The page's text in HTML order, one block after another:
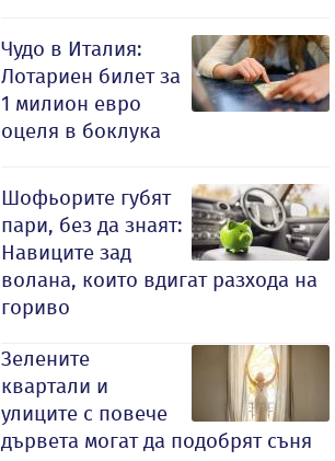
Чудо в Италия:
Лотариен билет за
1 милион евро
оцеля в боклука
Шофьорите губят
пари, без да знаят:
Навиците зад
волана, които вдигат разхода на
гориво
Зелените
квартали и
улиците с повече
дървета могат да подобрят съня